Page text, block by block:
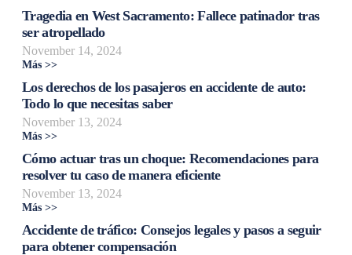
Tragedia en West Sacramento: Fallece patinador tras
ser atropellado
November 14, 2024
Más >>
Los derechos de los pasajeros en accidente de auto:
Todo lo que necesitas saber
November 13, 2024
Más >>
Cómo actuar tras un choque: Recomendaciones para
resolver tu caso de manera eficiente
November 13, 2024
Más >>
Accidente de tráfico: Consejos legales y pasos a seguir
para obtener compensación